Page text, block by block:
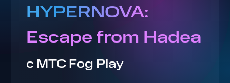
HYPERNOVA:
Escape from Hadea
с МТС Fog Play